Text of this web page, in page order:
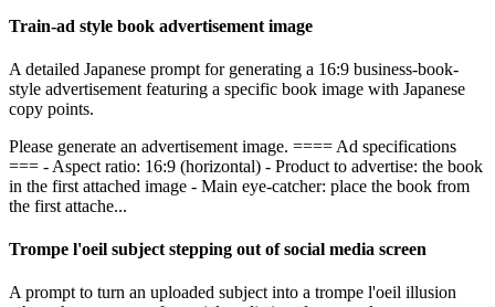
Train-ad style book advertisement image
A detailed Japanese prompt for generating a 16:9 business-book-
style advertisement featuring a specific book image with Japanese
copy points.
Please generate an advertisement image. ==== Ad specifications
=== - Aspect ratio: 16:9 (horizontal) - Product to advertise: the book
in the first attached image - Main eye-catcher: place the book from
the first attache...
Trompe l'oeil subject stepping out of social media screen
A prompt to turn an uploaded subject into a trompe l'oeil illusion